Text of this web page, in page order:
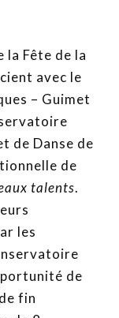
la Fête de la
avec le
– Guimet
de Danse de
de
talents.
les
de
fin